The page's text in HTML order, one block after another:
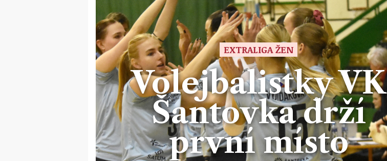
EXTRALIGA ŽEN
Volejbalistky VK
Šantovka drží
první místo